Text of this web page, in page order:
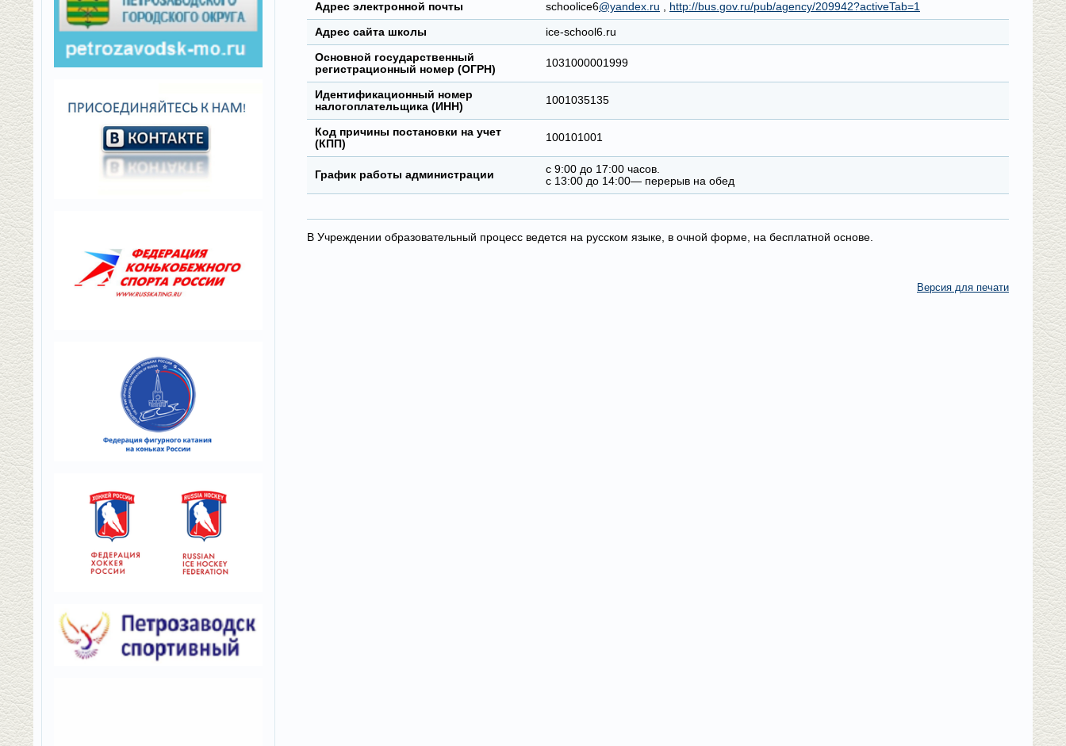
Адрес электронной почты schoolice6@yandex.ru , http://bus.gov.ru/pub/agency/209942?activeTab=1
Адрес сайта школы ice-school6.ru
Основной государственный
регистрационный номер (ОГРН)
1031000001999
Идентификационный номер
налогоплательщика (ИНН)
1001035135
Код причины постановки на учет
(КПП)
100101001
График работы администрации
с 9:00 до 17:00 часов.
c 13:00 до 14:00— перерыв на обед
В Учреждении образовательный процесс ведется на русском языке, в очной форме, на бесплатной основе.
Версия для печати